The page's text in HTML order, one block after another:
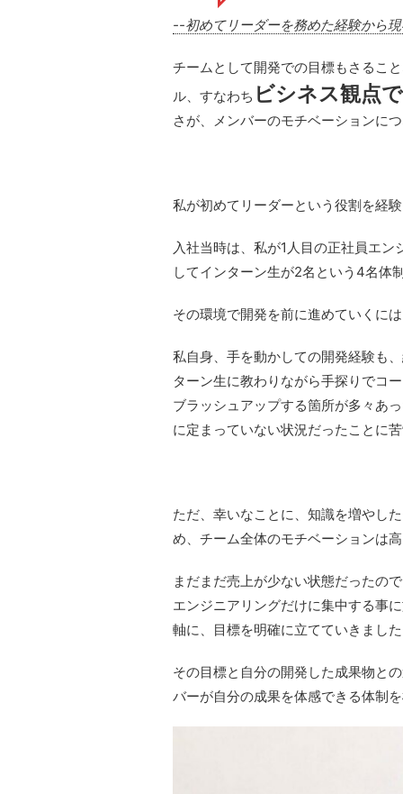
--初めてリーダーを務めた経験から
チームとして開発での目標もさるこ
ル、すなわち ビシネス観点
さが、メンバーのモチベーションに
私が初めてリーダーという役割を経
入社当時は、私が1人目の正社員エ
してインターン生が2名という4名体
その環境で開発を前に進めていくに
私自身、手を動かしての開発経験も
ターン生に教わりながら手探りでコ
ブラッシュアップする箇所が多々あ
に定まっていない状況だったことに
ただ、幸いなことに、知識を増やし
め、チーム全体のモチベーションは
まだまだ売上が少ない状態だったの
エンジニアリングだけに集中する事
軸に、目標を明確に立てていきまし
その目標と自分の開発した成果物と
バーが自分の成果を体感できる体制